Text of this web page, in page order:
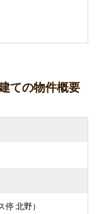
ての物件概要
北野）